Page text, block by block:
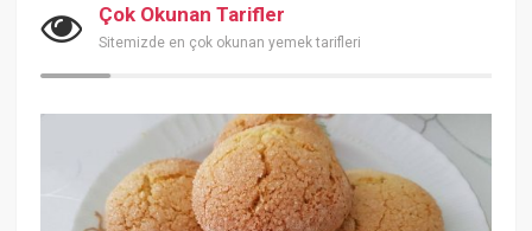
Çok Okunan Tarifler
Sitemizde en çok okunan yemek tarifleri